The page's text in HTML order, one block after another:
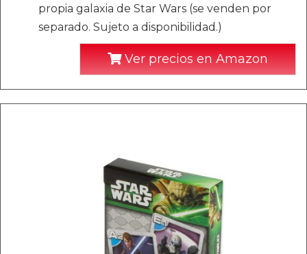
propia galaxia de Star Wars (se venden por
separado. Sujeto a disponibilidad.)
Ver precios en Amazon